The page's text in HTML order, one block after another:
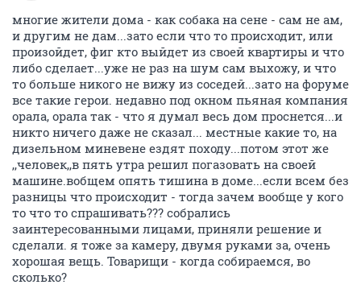
многие жители дома - как собака на сене - сам не ам,
и другим не дам...зато если что то происходит, или
произойдет, фиг кто выйдет из своей квартиры и что
либо сделает...уже не раз на шум сам выхожу, и что
то больше никого не вижу из соседей...зато на форуме
все такие герои. недавно под окном пьяная компания
орала, орала так - что я думал весь дом проснется...и
никто ничего даже не сказал... местные какие то, на
дизельном миневене ездят походу...потом этот же
,,человек,,в пять утра решил погазовать на своей
машине.вобщем опять тишина в доме...если всем без
разницы что происходит - тогда зачем вообще у кого
то что то спрашивать??? собрались
заинтересованными лицами, приняли решение и
сделали. я тоже за камеру, двумя руками за, очень
хорошая вещь. Товарищи - когда собираемся, во
сколько?